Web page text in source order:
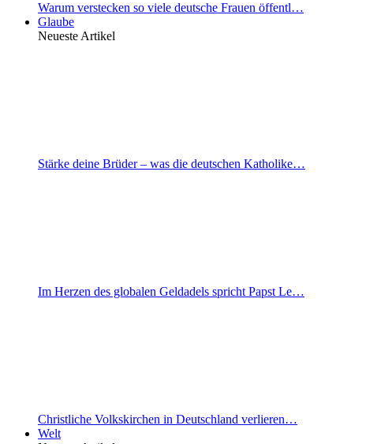
Warum verstecken so viele deutsche Frauen öffentl…
Glaube
Neueste Artikel
Stärke deine Brüder – was die deutschen Katholike…
Im Herzen des globalen Geldadels spricht Papst Le…
Christliche Volkskirchen in Deutschland verlieren…
Welt